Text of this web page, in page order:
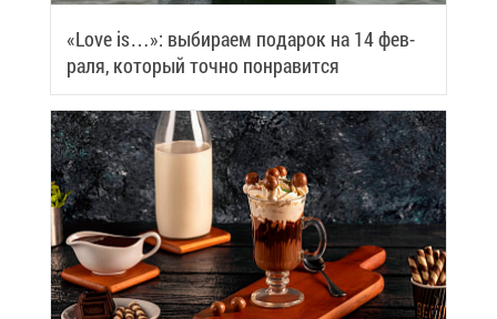
«Love is…»: вы­би­ра­ем по­да­рок на 14 фев­
ра­ля, ко­то­рый точ­но по­нра­вит­ся